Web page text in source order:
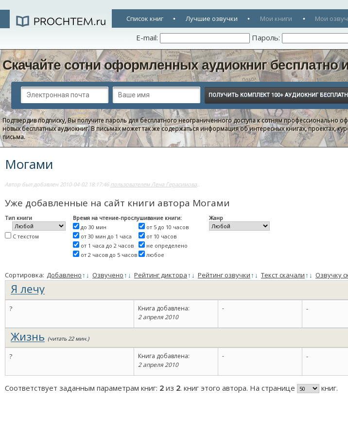
Список книг Лучшие озвучки Мои книги Мои
E-mail: Пароль:
Скачайте сотни оформленных аудиокниг бесплатно
Подтвердив подписку, Вы получите пароль для бесплатного неограниченного доступа к сотням профессионально
новых бесплатных аудиокниг. В письмах может так же содержаться информация об интересных книгах, проектах,
письма.
Могами
Автор был добавлен 2010-04-02 18:17:46 пользователем Лена Герасимова..
Уже добавленные на сайт книги автора Могами
Тип книги
С текстом
Время на чтение-прослушивание книги:
до 30 мин
от 30 мин до 1 часа
от 1 часа до 2 часов
от 2 часов до 5 часов
от 5 до 10 часов
от 10 часов
не определено
любое
Жанр
Сортировка: Добавлено↑ ↓ Озвучено↑ ↓ Рейтинг диктора↑ ↓ Рейтинг озвучки↑ ↓ Текст скачали↑ ↓ Озвучку
Я лечу
?
Книга добавлена:
2 апреля 2010
- -
Жизнь (читать 22 мин.)
?
Книга добавлена:
2 апреля 2010
- -
Соответствует заданным параметрам книг: 2 из 2. книг этого автора. На странице книг.